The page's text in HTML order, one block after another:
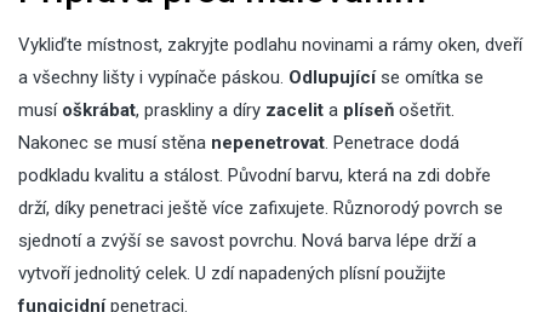
Vykliďte místnost, zakryjte podlahu novinami a rámy oken, dveří
a všechny lišty i vypínače páskou. Odlupujícíse omítka se
musí oškrábat, praskliny a díry zacelit a plíseň ošetřit.
Nakonec se musí stěna nepenetrovat. Penetrace dodá
podkladu kvalitu a stálost. Původní barvu, která na zdi dobře
drží, díky penetraci ještě více zafixujete. Různorodý povrch se
sjednotí a zvýší se savost povrchu. Nová barva lépe drží a
vytvoří jednolitý celek. U zdí napadených plísní použijte
fungicidnípenetraci.